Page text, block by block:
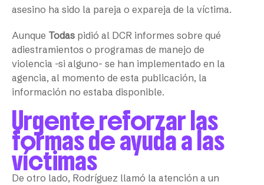
asesino ha sido la pareja o expareja de la víctima.
Aunque Todas pidió al DCR informes sobre qué
adiestramientos o programas de manejo de
violencia -si alguno- se han implementado en la
agencia, al momento de esta publicación, la
información no estaba disponible.
Urgente reforzar las
formas de ayuda a las
víctimas
De otro lado, Rodríguez llamó la atención a un